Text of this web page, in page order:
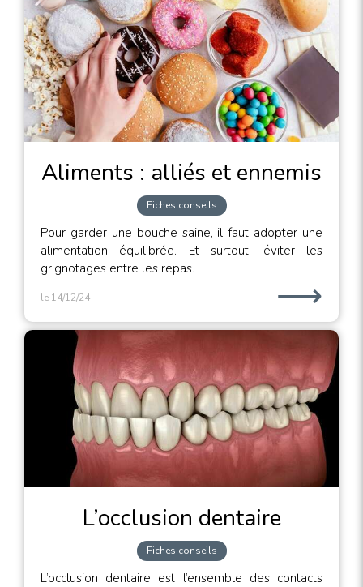
Aliments : alliés et ennemis
Fiches conseils
Pour garder une bouche saine, il faut adopter une
alimentation équilibrée. Et surtout, éviter les
grignotages entre les repas.
le 14/12/24 ⟶
L’occlusion dentaire
Fiches conseils
L’occlusion dentaire est l’ensemble des contacts